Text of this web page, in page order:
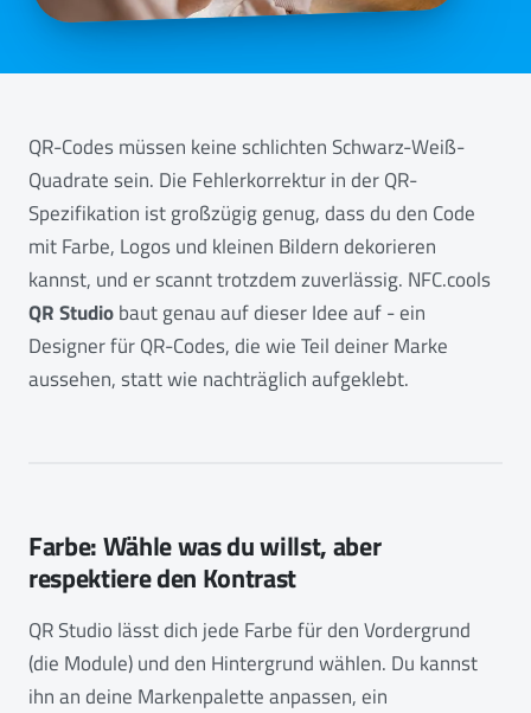
QR-Codes müssen keine schlichten Schwarz-Weiß-
Quadrate sein. Die Fehlerkorrektur in der QR-
Spezifikation ist großzügig genug, dass du den Code
mit Farbe, Logos und kleinen Bildern dekorieren
kannst, und er scannt trotzdem zuverlässig. NFC.cools
QR Studiobaut genau auf dieser Idee auf - ein
Designer für QR-Codes, die wie Teil deiner Marke
aussehen, statt wie nachträglich aufgeklebt.
Farbe: Wähle was du willst, aber
respektiere den Kontrast
QR Studio lässt dich jede Farbe für den Vordergrund
(die Module) und den Hintergrund wählen. Du kannst
ihn an deine Markenpalette anpassen, ein